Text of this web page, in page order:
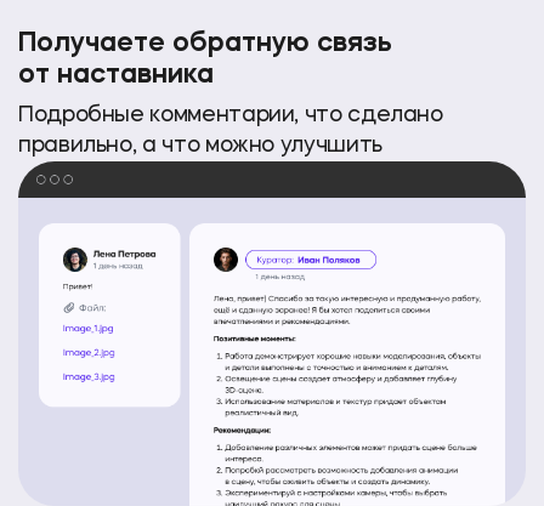
Получаете обратную связь
от наставника
Подробные комментарии, что сделано
правильно, а что можно улучшить